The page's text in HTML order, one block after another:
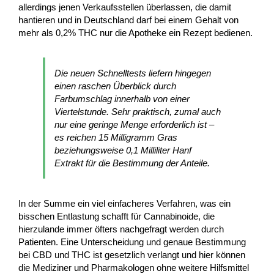
allerdings jenen Verkaufsstellen überlassen, die damit
hantieren und in Deutschland darf bei einem Gehalt von
mehr als 0,2% THC nur die Apotheke ein Rezept bedienen.
Die neuen Schnelltests liefern hingegen
einen raschen Überblick durch
Farbumschlag innerhalb von einer
Viertelstunde. Sehr praktisch, zumal auch
nur eine geringe Menge erforderlich ist –
es reichen 15 Milligramm Gras
beziehungsweise 0,1 Milliliter Hanf
Extrakt für die Bestimmung der Anteile.
In der Summe ein viel einfacheres Verfahren, was ein
bisschen Entlastung schafft für Cannabinoide, die
hierzulande immer öfters nachgefragt werden durch
Patienten. Eine Unterscheidung und genaue Bestimmung
bei CBD und THC ist gesetzlich verlangt und hier können
die Mediziner und Pharmakologen ohne weitere Hilfsmittel